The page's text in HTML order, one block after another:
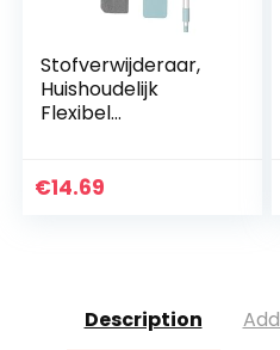
Stofverwijderaar,
Huishoudelijk
Flexibel
lange steel
€14.69
Description